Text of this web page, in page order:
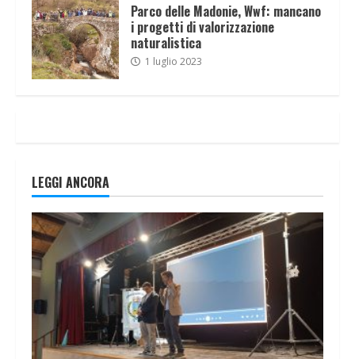
Parco delle Madonie, Wwf: mancano
i progetti di valorizzazione
naturalistica
1 luglio 2023
LEGGI ANCORA